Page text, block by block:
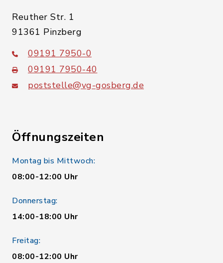
Reuther Str. 1
91361 Pinzberg
09191 7950-0
09191 7950-40
poststelle@vg-gosberg.de
Öffnungszeiten
Montag bis Mittwoch:
08:00-12:00 Uhr
Donnerstag:
14:00-18:00 Uhr
Freitag:
08:00-12:00 Uhr